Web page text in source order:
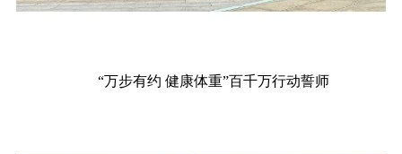
“万步有约 健康体重”百千万行动誓师